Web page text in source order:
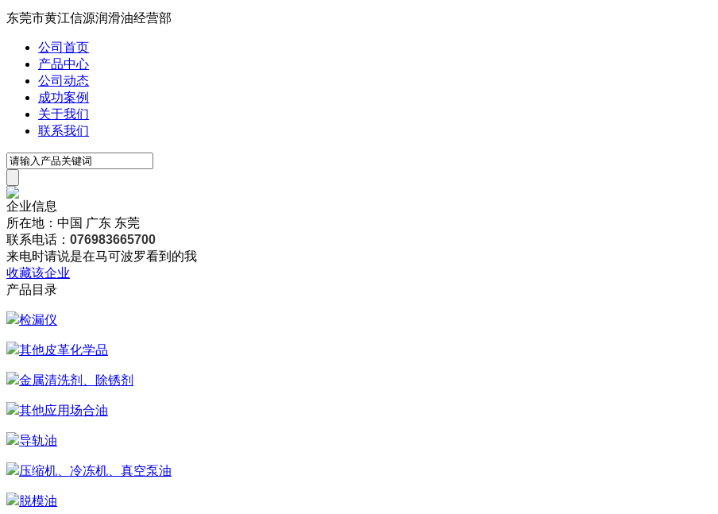
东莞市黄江信源润滑油经营部
公司首页
产品中心
公司动态
成功案例
关于我们
联系我们
企业信息
所在地：中国 广东 东莞
联系电话： 076983665700
来电时请说是在马可波罗看到的我
收藏该企业
产品目录
检漏仪
其他皮革化学品
金属清洗剂、除锈剂
其他应用场合油
导轨油
压缩机、冷冻机、真空泵油
脱模油